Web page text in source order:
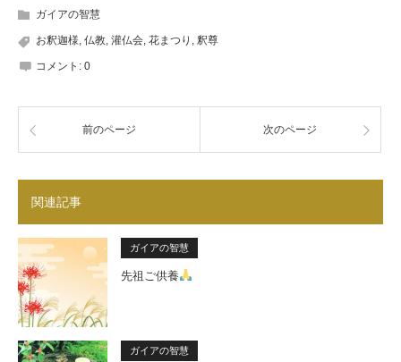
ガイアの智慧
お釈迦様, 仏教, 灌仏会, 花まつり , 釈尊
コメント: 0
前のページ 次のページ
関連記事
ガイアの智慧
先祖ご供養
ガイアの智慧